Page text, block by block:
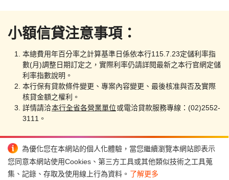
小額信貸注意事項：
本總費用年百分率之計算基準日係依本行115.7.23定儲利率指
數(月)調整日期訂定之，實際利率仍請詳閱最新之本行官網定儲
利率指數說明。
本行保有貸款條件變更、專案內容變更、最後核准與否及實際
核貸金額之權利。
詳情請洽本行全省各營業單位或電洽貸款服務專線：(02)2552-
3111。
為優化您在本網站的個人化體驗，當您繼續瀏覽本網站即表示
您同意本網站使用Cookies、第三方工具或其他類似技術之工具蒐
集、記錄、存取及使用線上行為資料。 了解更多